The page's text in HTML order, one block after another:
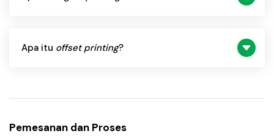
Apa itu offset printing?
Pemesanan dan Proses